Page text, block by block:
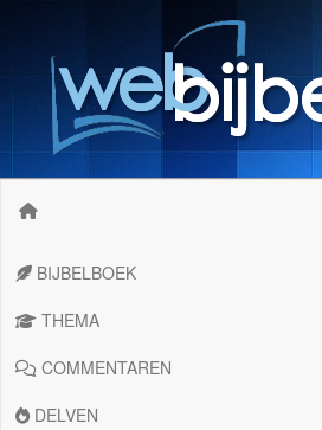
BIJBELBOEK
THEMA
COMMENTAREN
DELVEN